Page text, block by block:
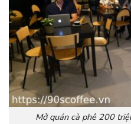
Mở quán cà phê 200